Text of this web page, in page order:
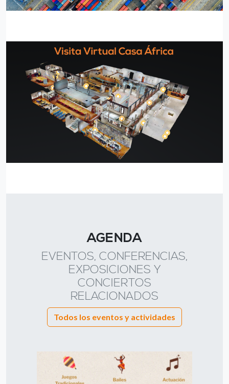
AGENDA
EVENTOS, CONFERENCIAS,
EXPOSICIONES Y
CONCIERTOS
RELACIONADOS
Todos los eventos y actividades